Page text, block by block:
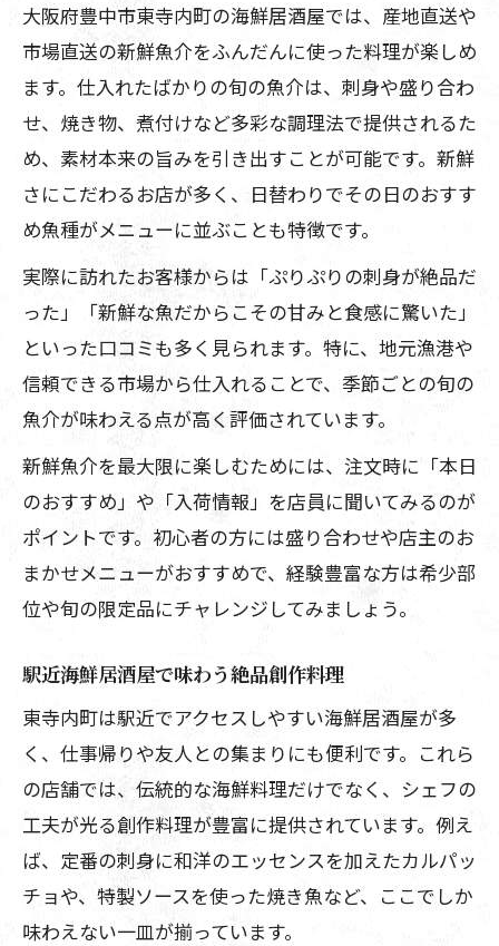
力
創作料理と海鮮居酒屋の新しい楽しみ方
海鮮居酒屋で味わう鰹のたたきの美味し
さ
豊中の海鮮居酒屋で創作料理を堪能する
コツ
豊中かつおのたたきが人気の海鮮居酒屋
新鮮な魚介と地酒で楽しむ美食空間
海鮮居酒屋で新鮮魚介と地酒の絶妙な調
和
美食空間を彩る海鮮居酒屋の地酒セレク
ト
海鮮居酒屋で味わう旬の魚介と地酒の魅
力
地酒と共に楽しむ海鮮居酒屋の創作料理
海鮮居酒屋で寛ぐ地酒と魚介のマリアー
落ち着いた空間で創作料理を堪能
落ち着いた海鮮居酒屋で創作料理を満喫
和やかな空間で味わう海鮮居酒屋の逸品
海鮮居酒屋で静かな時間と創作料理を楽
しむ
個室完備の海鮮居酒屋でゆったり食事
落ち着いた海鮮居酒屋で特別なひととき
大阪府豊中市東寺内町の海鮮居酒屋では、産地直送や
市場直送の新鮮魚介をふんだんに使った料理が楽しめ
ます。仕入れたばかりの旬の魚介は、刺身や盛り合わ
せ、焼き物、煮付けなど多彩な調理法で提供されるた
め、素材本来の旨みを引き出すことが可能です。新鮮
さにこだわるお店が多く、日替わりでその日のおすす
め魚種がメニューに並ぶことも特徴です。
実際に訪れたお客様からは「ぷりぷりの刺身が絶品だ
った」「新鮮な魚だからこその甘みと食感に驚いた」
といった口コミも多く見られます。特に、地元漁港や
信頼できる市場から仕入れることで、季節ごとの旬の
魚介が味わえる点が高く評価されています。
新鮮魚介を最大限に楽しむためには、注文時に「本日
のおすすめ」や「入荷情報」を店員に聞いてみるのが
ポイントです。初心者の方には盛り合わせや店主のお
まかせメニューがおすすめで、経験豊富な方は希少部
位や旬の限定品にチャレンジしてみましょう。
駅近海鮮居酒屋で味わう絶品創作料理
東寺内町は駅近でアクセスしやすい海鮮居酒屋が多
く、仕事帰りや友人との集まりにも便利です。これら
の店舗では、伝統的な海鮮料理だけでなく、シェフの
工夫が光る創作料理が豊富に提供されています。例え
ば、定番の刺身に和洋のエッセンスを加えたカルパッ
チョや、特製ソースを使った焼き魚など、ここでしか
味わえない一皿が揃っています。